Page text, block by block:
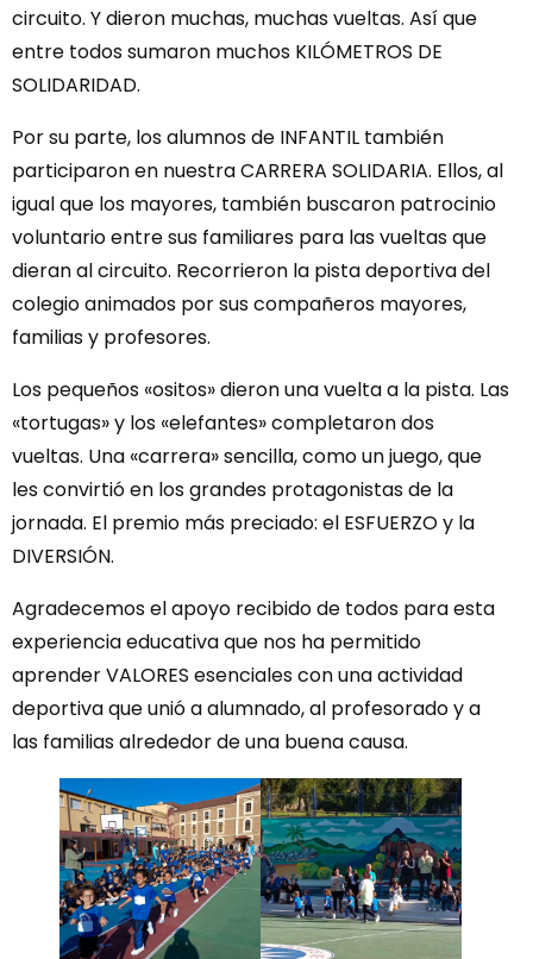
circuito. Y dieron muchas, muchas vueltas. Así que
entre todos sumaron muchos KILÓMETROS DE
SOLIDARIDAD.
Por su parte, los alumnos de INFANTIL también
participaron en nuestra CARRERA SOLIDARIA. Ellos, al
igual que los mayores, también buscaron patrocinio
voluntario entre sus familiares para las vueltas que
dieran al circuito. Recorrieron la pista deportiva del
colegio animados por sus compañeros mayores,
familias y profesores.
Los pequeños «ositos» dieron una vuelta a la pista. Las
«tortugas» y los «elefantes» completaron dos
vueltas. Una «carrera» sencilla, como un juego, que
les convirtió en los grandes protagonistas de la
jornada. El premio más preciado: el ESFUERZO y la
DIVERSIÓN.
Agradecemos el apoyo recibido de todos para esta
experiencia educativa que nos ha permitido
aprender VALORES esenciales con una actividad
deportiva que unió a alumnado, al profesorado y a
las familias alrededor de una buena causa.